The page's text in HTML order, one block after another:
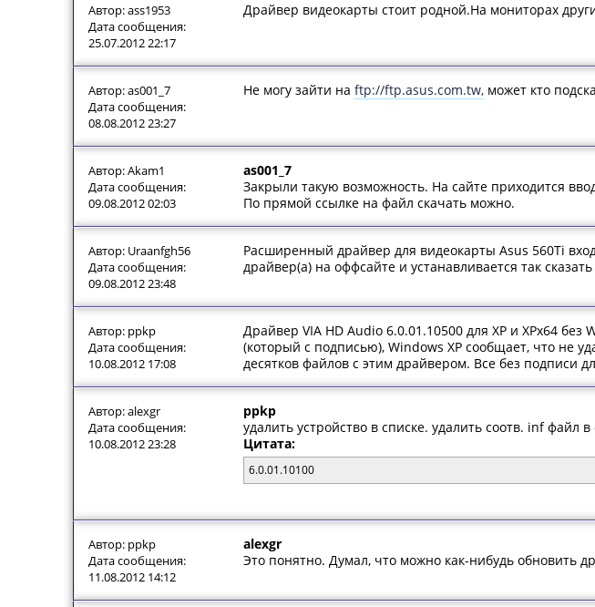
Автор: ass1953
Дата сообщения:
25.07.2012 22:17
Драйвер видеокарты стоит родной.На мониторах
Автор: as001_7
Дата сообщения:
08.08.2012 23:27
Не могу зайти на ftp://ftp.asus.com.tw, может кто
Автор: Akam1
Дата сообщения:
09.08.2012 02:03
as001_7
Закрыли такую возможность. На сайте приходится
По прямой ссылке на файл скачать можно.
Автор: Uraanfgh56
Дата сообщения:
09.08.2012 23:48
Расширенный драйвер для видеокарты Asus 560Ti
драйвер(а) на оффсайте и устанавливается так
Автор: ppkp
Дата сообщения:
10.08.2012 17:08
Драйвер VIA HD Audio 6.0.01.10500 для XP и XPx64
(который с подписью), Windows XP сообщает, что не
десятков файлов с этим драйвером. Все без подписи
Автор: alexgr
Дата сообщения:
10.08.2012 23:28
ppkp
удалить устройство в списке. удалить соотв. inf файл
Цитата:
6.0.01.10100
Автор: ppkp
Дата сообщения:
11.08.2012 14:12
alexgr
Это понятно. Думал, что можно как-нибудь обновить